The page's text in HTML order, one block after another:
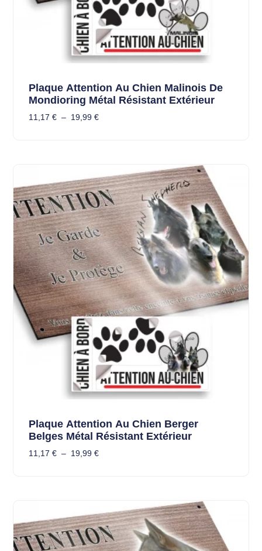
Plaque Attention Au Chien Malinois De
Mondioring Métal Résistant Extérieur
11,17 € – 19,99 €
Plaque Attention Au Chien Berger
Belges Métal Résistant Extérieur
11,17 € – 19,99 €